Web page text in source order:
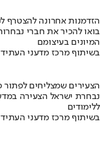
הזדמנות אחרונה להצטרף
בואו להכיר את חברי
המיונים בעיצומם
בשיתוף מרכז מדעני העתיד
הצעירים שמצליחים לפתור
נבחרת ישראל הצעירה
ללימודים
בשיתוף מרכז מדעני העתיד